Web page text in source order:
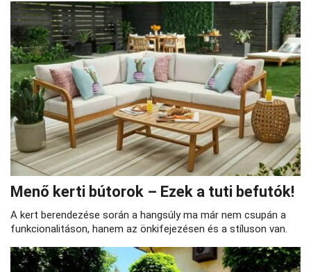
Menő kerti bútorok – Ezek a tuti befutók!
A kert berendezése során a hangsúly ma már nem csupán a
funkcionalitáson, hanem az önkifejezésen és a stíluson van.